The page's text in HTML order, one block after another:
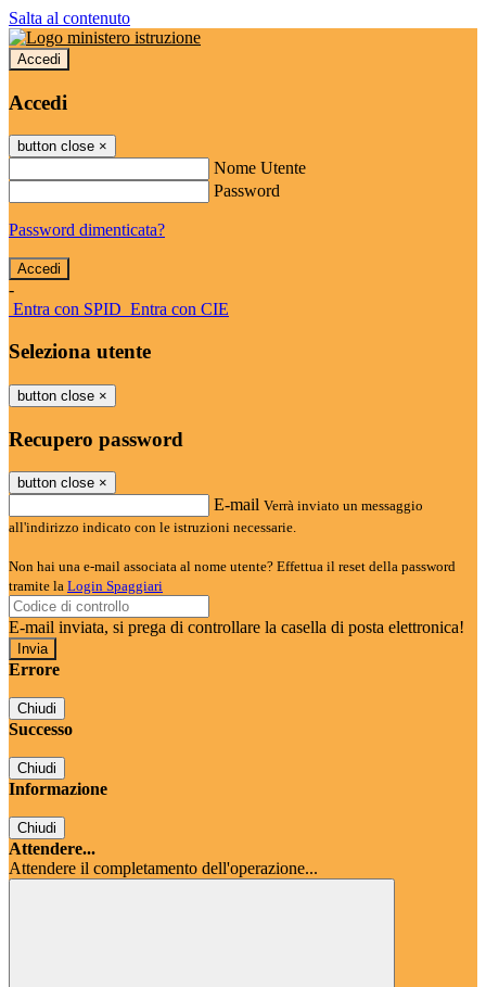
Salta al contenuto
Accedi
Accedi
button close ×
Nome Utente
Password
Password dimenticata?
-
Entra con SPID Entra con CIE
Seleziona utente
button close ×
Recupero password
button close ×
E-mail Verrà inviato un messaggio
all'indirizzo indicato con le istruzioni necessarie.
Non hai una e-mail associata al nome utente? Effettua il reset della password
tramite la Login Spaggiari
E-mail inviata, si prega di controllare la casella di posta elettronica!
Errore
Chiudi
Successo
Chiudi
Informazione
Chiudi
Attendere...
Attendere il completamento dell'operazione...